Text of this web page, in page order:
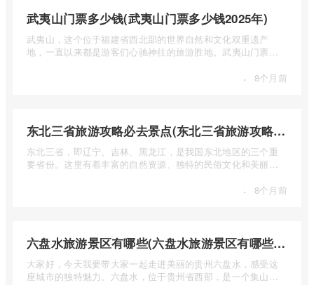
武夷山门票多少钱(武夷山门票多少钱2025年)
武夷山，这个位于福建省西北部的世界自然和文化双重遗产
地，一直以来都是游客们心驰神往的旅游胜地。武夷山门票多
· 8个月前
东北三省旅游攻略必去景点(东北三省旅游攻略必去景点视频介绍)
东北三省，即辽宁、吉林、黑龙江，是我国东北地区的三个重
要省份。这里有着丰富的自然资源、独特的民俗文化和美丽的
· 8个月前
六盘水旅游景区有哪些(六盘水旅游景区有哪些景点值得去)
大家好，今天我要带大家一起走进美丽的贵州六盘水，感受这
座城市的独特魅力。六盘水，位于贵州省西部，是一个集山水